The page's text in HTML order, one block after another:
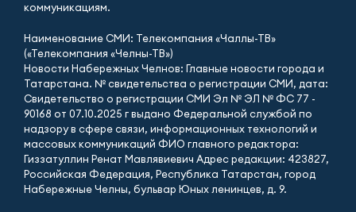
коммуникациям.
Наименование СМИ: Телекомпания «Чаллы-ТВ»
(«Телекомпания «Челны-ТВ»)
Новости Набережных Челнов: Главные новости города и
Татарстана. № свидетельства о регистрации СМИ, дата:
Свидетельство о регистрации СМИ Эл № ЭЛ № ФС 77 -
90168 от 07.10.2025 г выдано Федеральной службой по
надзору в сфере связи, информационных технологий и
массовых коммуникаций ФИО главного редактора:
Гиззатуллин Ренат Мавлявиевич Адрес редакции: 423827,
Российская Федерация, Республика Татарстан, город
Набережные Челны, бульвар Юных ленинцев, д. 9.